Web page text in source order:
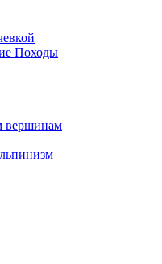
Походы
вершинам